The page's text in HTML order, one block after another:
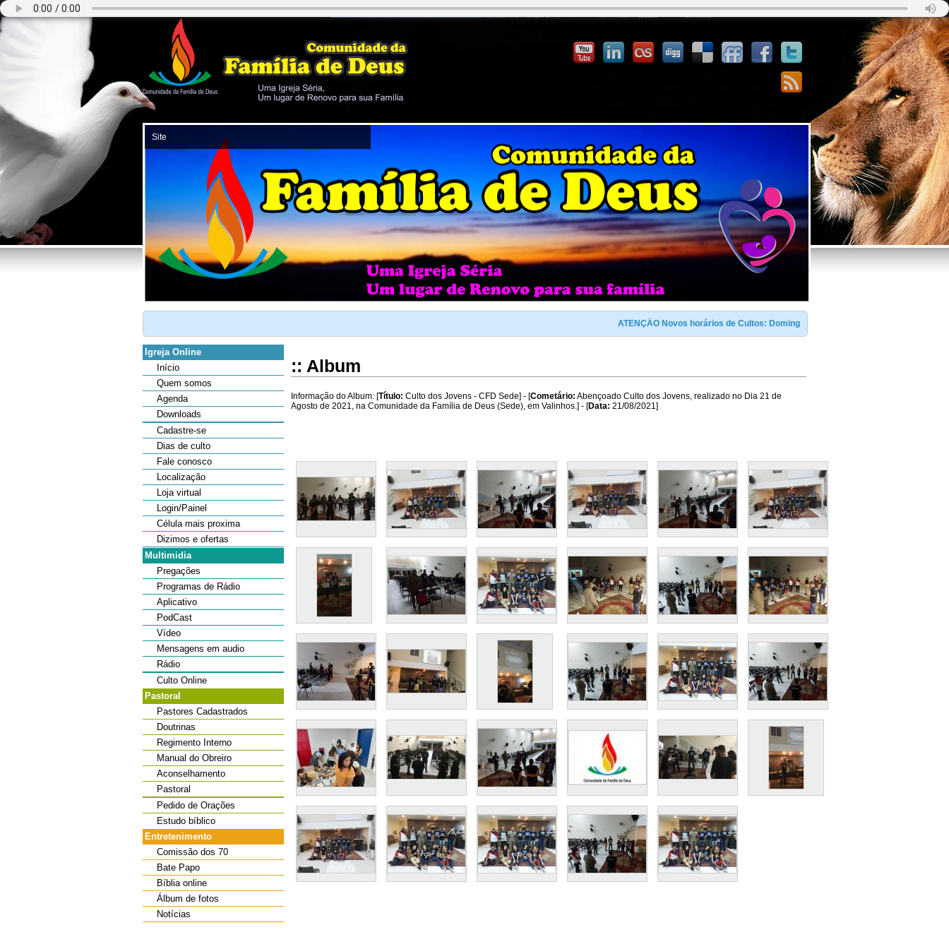
ATENÇÃO Novos horários de Cultos: Domingo ás 09:00 e às 19:00h / Terça e sexta
Igreja Online
Início
Quem somos
Agenda
Downloads
Cadastre-se
Dias de culto
Fale conosco
Localização
Loja virtual
Login/Painel
Célula mais proxima
Dizimos e ofertas
Multimidia
Pregações
Programas de Rádio
Aplicativo
PodCast
Vídeo
Mensagens em audio
Rádio
Culto Online
Pastoral
Pastores Cadastrados
Doutrinas
Regimento Interno
Manual do Obreiro
Aconselhamento
Pastoral
Pedido de Orações
Estudo bíblico
Entretenimento
Comissão dos 70
Bate Papo
Bíblia online
Álbum de fotos
Notícias
:: Album
Informação do Album: [Título: Culto dos Jovens - CFD Sede] - [Cometário: Abençoado Culto dos Jovens, realizado no Dia 21 de
Agosto de 2021, na Comunidade da Família de Deus (Sede), em Valinhos.] - [Data: 21/08/2021]